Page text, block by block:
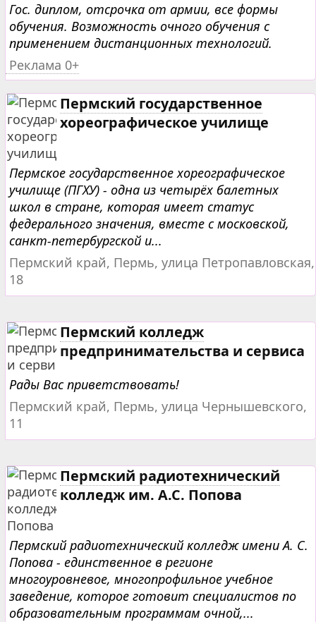
Гос. диплом, отсрочка от армии, все формы
обучения. Возможность очного обучения с
применением дистанционных технологий.
Реклама 0+
Пермский государственное
хореографическое училище
Пермское государственное хореографическое
училище (ПГХУ) - одна из четырёх балетных
школ в стране, которая имеет статус
федерального значения, вместе с московской,
санкт-петербургской и...
Пермский край, Пермь, улица Петропавловская,
18
Пермский колледж
предпринимательства и сервиса
Рады Вас приветствовать!
Пермский край, Пермь, улица Чернышевского,
11
Пермский радиотехнический
колледж им. А.С. Попова
Пермский радиотехнический колледж имени А. С.
Попова - единственное в регионе
многоуровневое, многопрофильное учебное
заведение, которое готовит специалистов по
образовательным программам очной,...